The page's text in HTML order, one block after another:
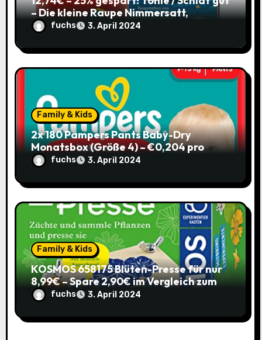
– Die kleine Raupe Nimmersatt,
Hörbuch für Kinder ab 3 / mit Coupon
fuchs 3. April 2024
Family & Kids
2x 180 Pampers Pants Baby-Dry
Monatsbox (Größe 4) – €0,204 pro
Pants (Sparabo) – Spare €38,39
fuchs 3. April 2024
Family & Kids
KOSMOS 658175 Blüten-Presse für nur
8,99€ – Spare 2,90€ im Vergleich zum
alten Preis!
fuchs 3. April 2024